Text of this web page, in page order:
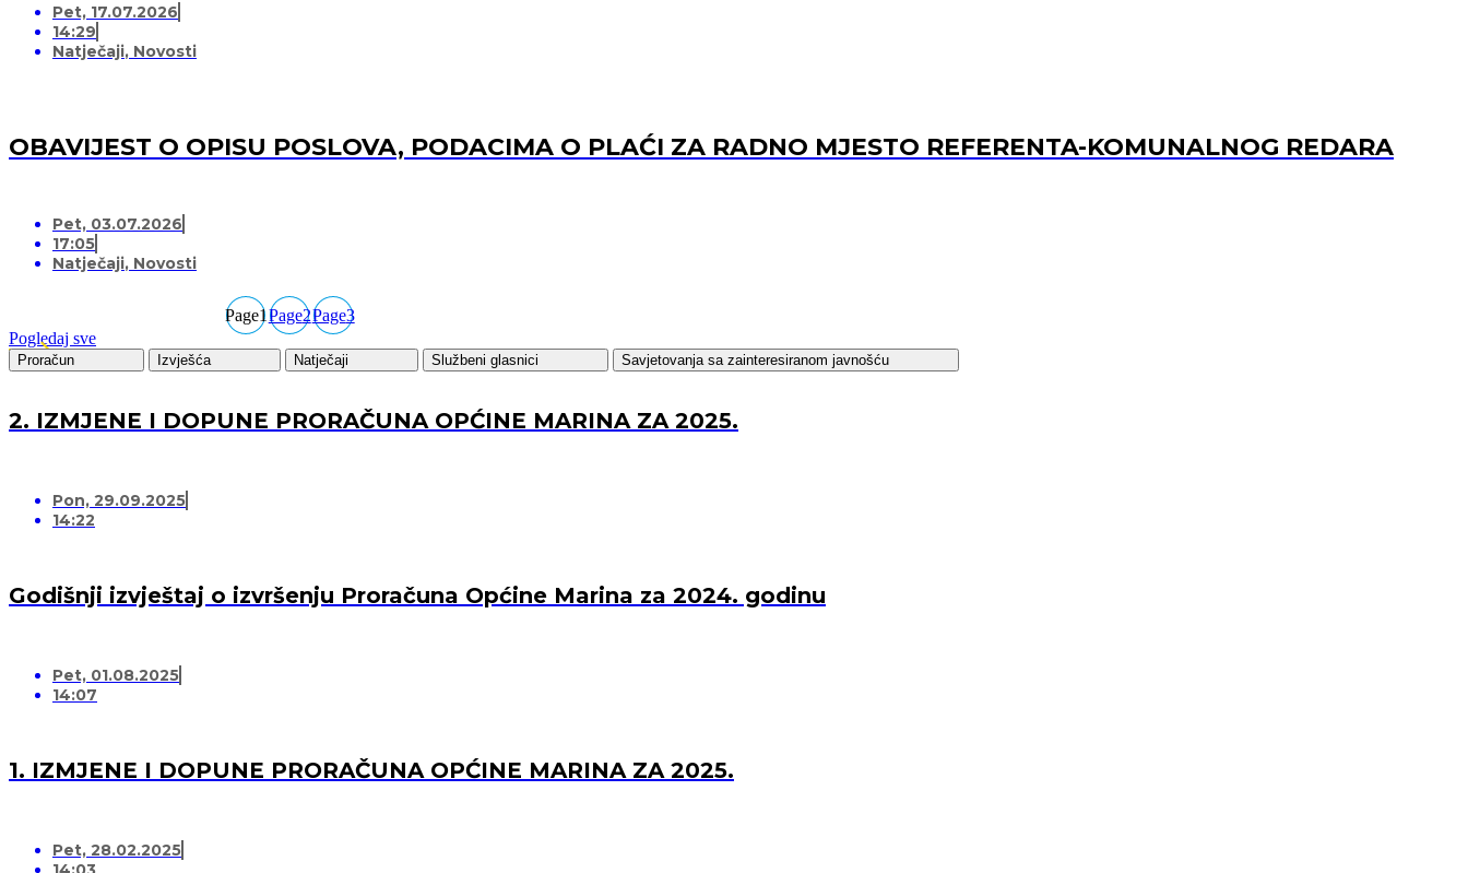
Pet, 17.07.2026
14:29
Natječaji, Novosti
OBAVIJEST O OPISU POSLOVA, PODACIMA O PLAĆI ZA RADNO MJESTO REFERENTA-KOMUNALNOG REDARA
Pet, 03.07.2026
17:05
Natječaji, Novosti
Page1Page2Page3
Pogledaj sve
Proračun Izvješća Natječaji Službeni glasnici Savjetovanja sa zainteresiranom javnošću
2. IZMJENE I DOPUNE PRORAČUNA OPĆINE MARINA ZA 2025.
Pon, 29.09.2025
14:22
Godišnji izvještaj o izvršenju Proračuna Općine Marina za 2024. godinu
Pet, 01.08.2025
14:07
1. IZMJENE I DOPUNE PRORAČUNA OPĆINE MARINA ZA 2025.
Pet, 28.02.2025